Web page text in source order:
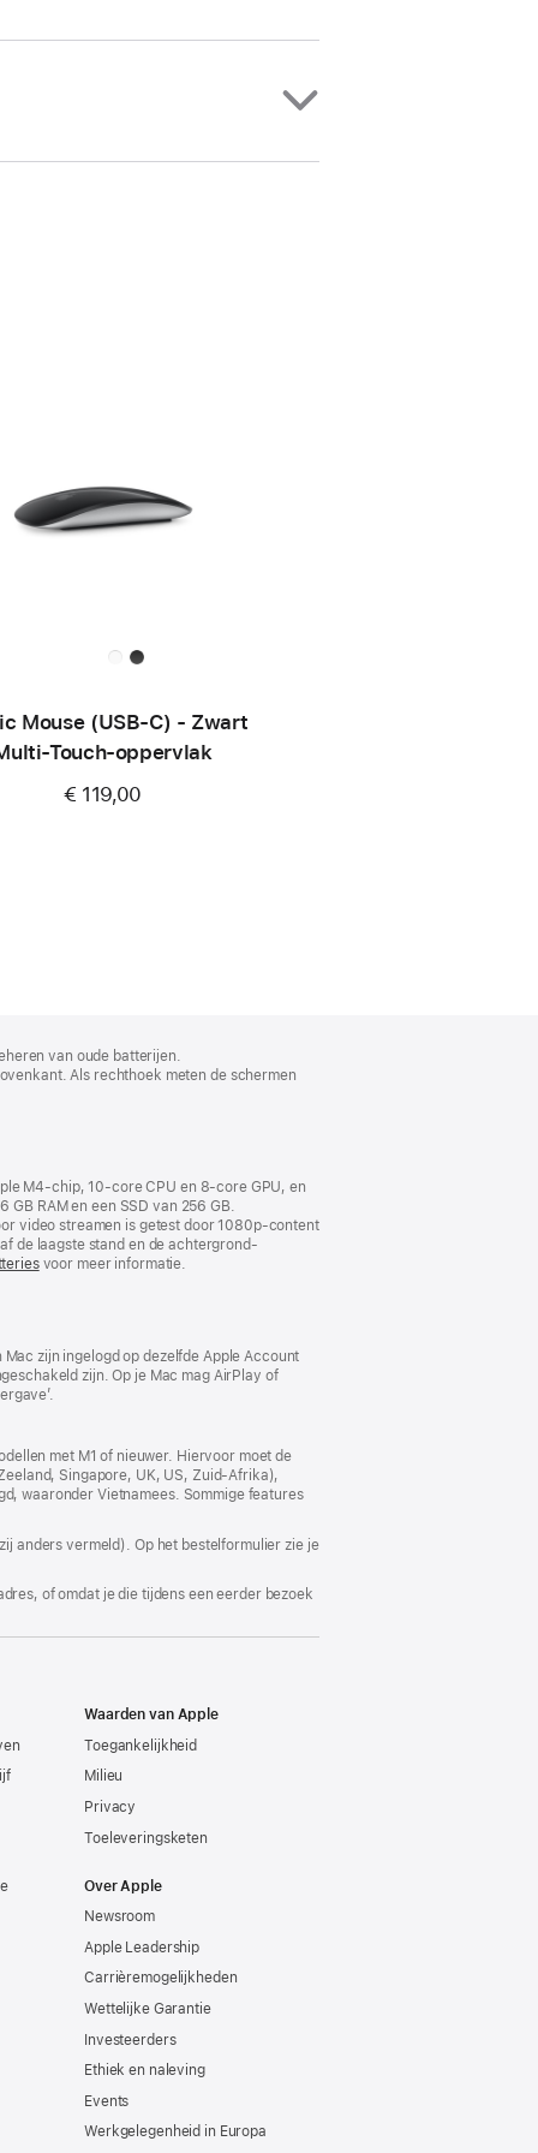
Mouse (USB‑C) - Zwart
oppervlak
€ 119,00
van oude batterijen.
Als rechthoek meten de schermen
M4‑chip, 10‑core CPU en 8‑core GPU, en
RAM en een SSD van 256 GB.
video streamen is getest door 1080p-content
de laagste stand en de achtergrond­
voor meer informatie.
zijn ingelogd op dezelfde Apple Account
zijn. Op je Mac mag AirPlay of
met M1 of nieuwer. Hiervoor moet de
Singapore, UK, US, Zuid-Afrika),
waaronder Vietnamees. Sommige features
anders vermeld). Op het bestelformulier zie je
of omdat je die tijdens een eerder bezoek
Waarden van Apple
Toegankelijkheid
Milieu
Privacy
Toeleveringsketen
Over Apple
Newsroom
Apple Leadership
Carrièremogelijkheden
Wettelijke Garantie
Investeerders
Ethiek en naleving
Events
Werkgelegenheid in Europa